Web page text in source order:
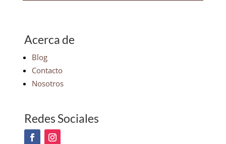
Acerca de
Blog
Contacto
Nosotros
Redes Sociales